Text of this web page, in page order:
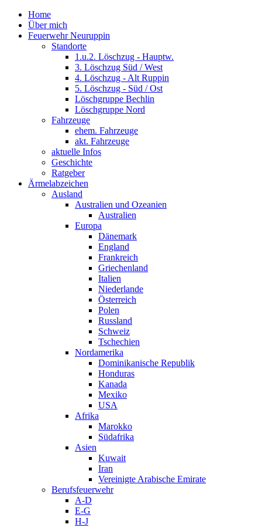
Home
Über mich
Feuerwehr Neuruppin
Standorte
1.u.2. Löschzug - Hauptw.
3. Löschzug Süd / West
4. Löschzug - Alt Ruppin
5. Löschzug - Süd / Ost
Löschgruppe Bechlin
Löschgruppe Nord
Fahrzeuge
ehem. Fahrzeuge
akt. Fahrzeuge
aktuelle Infos
Geschichte
Ratgeber
Ärmelabzeichen
Ausland
Australien und Ozeanien
Australien
Europa
Dänemark
England
Frankreich
Griechenland
Italien
Niederlande
Österreich
Polen
Russland
Schweiz
Tschechien
Nordamerika
Dominikanische Republik
Honduras
Kanada
Mexiko
USA
Afrika
Marokko
Südafrika
Asien
Kuwait
Iran
Vereinigte Arabische Emirate
Berufsfeuerwehr
A-D
E-G
H-J